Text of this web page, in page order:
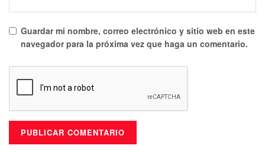
Guardar mi nombre, correo electrónico y sitio web en este
navegador para la próxima vez que haga un comentario.